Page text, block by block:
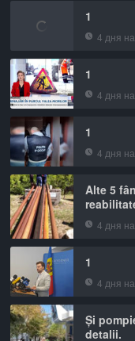
1
4 дня
1
4 дня
1
4 дня
Alte 5
4 дня
1
4 дня
Și
detalii.